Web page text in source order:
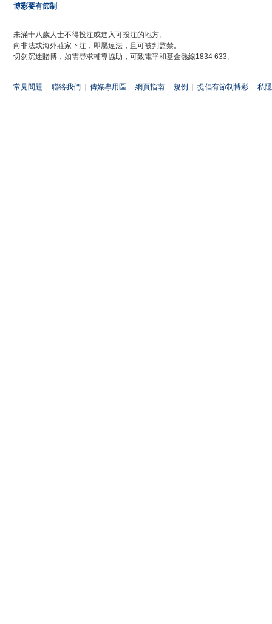
博彩要有節制
未滿十八歲人士不得投注或進入可投注的地方。
向非法或海外莊家下注，即屬違法，且可被判監禁。
切勿沉迷賭博，如需尋求輔導協助，可致電平和基金熱線1834 633。
常見問題 聯絡我們 傳媒專用區 網頁指南 規例 提倡有節制博彩 私